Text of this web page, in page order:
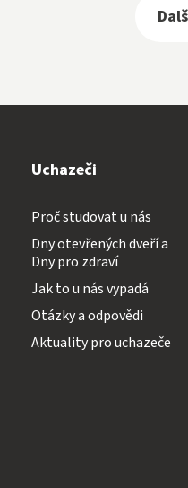
Uchazeči
Proč studovat u nás
Dny otevřených dveří a
Dny pro zdraví
Jak to u nás vypadá
Otázky a odpovědi
Aktuality pro uchazeče